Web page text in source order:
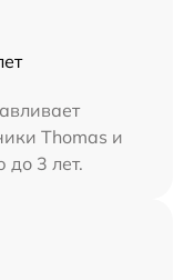
Thomas и
до 3 лет.